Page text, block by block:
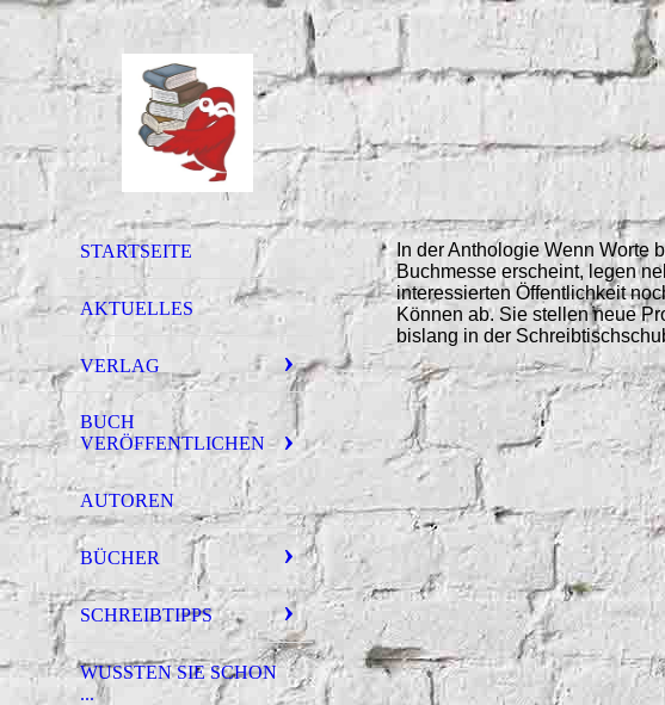
STARTSEITE
AKTUELLES
VERLAG
BUCH
VERÖFFENTLICHEN
AUTOREN
BÜCHER
SCHREIBTIPPS
WUSSTEN SIE SCHON
...
In der Anthologie Wenn Worte
Buchmesse erscheint, legen
interessierten Öffentlichkeit
Können ab. Sie stellen neue
bislang in der